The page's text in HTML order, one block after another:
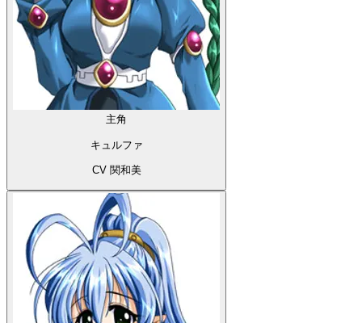
主角
キュルファ
CV 関和美